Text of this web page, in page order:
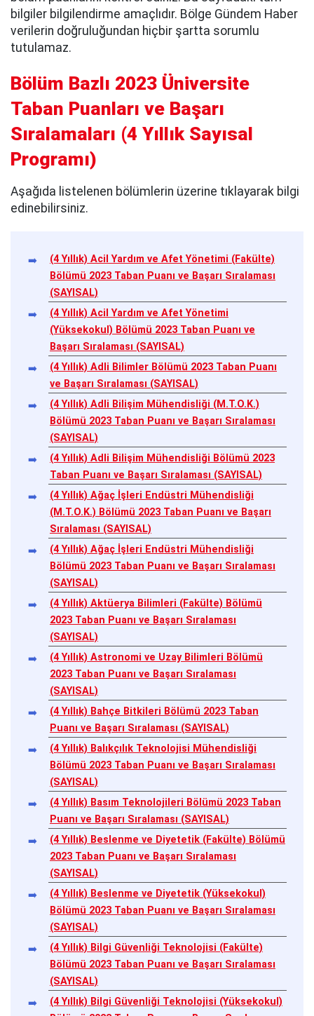
bilgiler bilgilendirme amaçlıdır. Bölge Gündem Haber
verilerin doğruluğundan hiçbir şartta sorumlu
tutulamaz.
Bölüm Bazlı 2023 Üniversite
Taban Puanları ve Başarı
Sıralamaları (4 Yıllık Sayısal
Programı)
Aşağıda listelenen bölümlerin üzerine tıklayarak bilgi
edinebilirsiniz.
(4 Yıllık) Acil Yardım ve Afet Yönetimi (Fakülte)
Bölümü 2023 Taban Puanı ve Başarı Sıralaması
(SAYISAL)
(4 Yıllık) Acil Yardım ve Afet Yönetimi
(Yüksekokul) Bölümü 2023 Taban Puanı ve
Başarı Sıralaması (SAYISAL)
(4 Yıllık) Adli Bilimler Bölümü 2023 Taban Puanı
ve Başarı Sıralaması (SAYISAL)
(4 Yıllık) Adli Bilişim Mühendisliği (M.T.O.K.)
Bölümü 2023 Taban Puanı ve Başarı Sıralaması
(SAYISAL)
(4 Yıllık) Adli Bilişim Mühendisliği Bölümü 2023
Taban Puanı ve Başarı Sıralaması (SAYISAL)
(4 Yıllık) Ağaç İşleri Endüstri Mühendisliği
(M.T.O.K.) Bölümü 2023 Taban Puanı ve Başarı
Sıralaması (SAYISAL)
(4 Yıllık) Ağaç İşleri Endüstri Mühendisliği
Bölümü 2023 Taban Puanı ve Başarı Sıralaması
(SAYISAL)
(4 Yıllık) Aktüerya Bilimleri (Fakülte) Bölümü
2023 Taban Puanı ve Başarı Sıralaması
(SAYISAL)
(4 Yıllık) Astronomi ve Uzay Bilimleri Bölümü
2023 Taban Puanı ve Başarı Sıralaması
(SAYISAL)
(4 Yıllık) Bahçe Bitkileri Bölümü 2023 Taban
Puanı ve Başarı Sıralaması (SAYISAL)
(4 Yıllık) Balıkçılık Teknolojisi Mühendisliği
Bölümü 2023 Taban Puanı ve Başarı Sıralaması
(SAYISAL)
(4 Yıllık) Basım Teknolojileri Bölümü 2023 Taban
Puanı ve Başarı Sıralaması (SAYISAL)
(4 Yıllık) Beslenme ve Diyetetik (Fakülte) Bölümü
2023 Taban Puanı ve Başarı Sıralaması
(SAYISAL)
(4 Yıllık) Beslenme ve Diyetetik (Yüksekokul)
Bölümü 2023 Taban Puanı ve Başarı Sıralaması
(SAYISAL)
(4 Yıllık) Bilgi Güvenliği Teknolojisi (Fakülte)
Bölümü 2023 Taban Puanı ve Başarı Sıralaması
(SAYISAL)
(4 Yıllık) Bilgi Güvenliği Teknolojisi (Yüksekokul)